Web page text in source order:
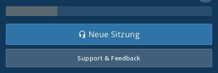
Neue Sitzung
Support & Feedback